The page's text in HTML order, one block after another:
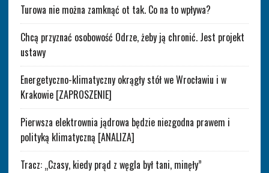
Turowa nie można zamknąć ot tak. Co na to wpływa?
Chcą przyznać osobowość Odrze, żeby ją chronić. Jest projekt
ustawy
Energetyczno-klimatyczny okrągły stół we Wrocławiu i w
Krakowie [ZAPROSZENIE]
Pierwsza elektrownia jądrowa będzie niezgodna prawem i
polityką klimatyczną [ANALIZA]
Tracz: „Czasy, kiedy prąd z węgla był tani, minęły”